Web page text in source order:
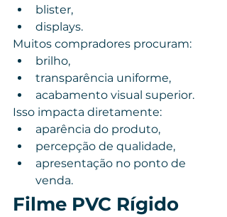
blister,
displays.
Muitos compradores procuram:
brilho,
transparência uniforme,
acabamento visual superior.
Isso impacta diretamente:
aparência do produto,
percepção de qualidade,
apresentação no ponto de
venda.
Filme PVC Rígido